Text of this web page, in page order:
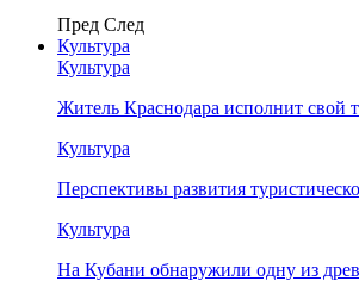
Пред След
Культура
Культура
Житель Краснодара исполнит свой
Культура
Перспективы развития
Культура
На Кубани обнаружили одну из